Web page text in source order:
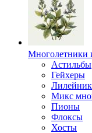
Многолетники
Астильбы
Гейхеры
Микс
Пионы
Флоксы
Хосты